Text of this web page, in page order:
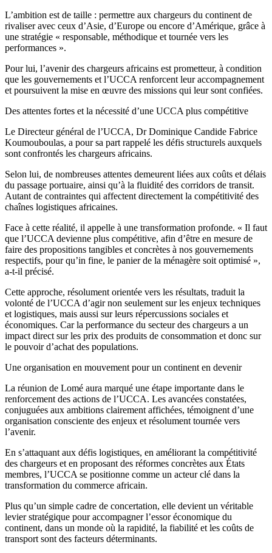
L’ambition est de taille : permettre aux chargeurs du continent de
rivaliser avec ceux d’Asie, d’Europe ou encore d’Amérique, grâce à
une stratégie « responsable, méthodique et tournée vers les
performances ».
Pour lui, l’avenir des chargeurs africains est prometteur, à condition
que les gouvernements et l’UCCA renforcent leur accompagnement
et poursuivent la mise en œuvre des missions qui leur sont confiées.
Des attentes fortes et la nécessité d’une UCCA plus compétitive
Le Directeur général de l’UCCA, Dr Dominique Candide Fabrice
Koumouboulas, a pour sa part rappelé les défis structurels auxquels
sont confrontés les chargeurs africains.
Selon lui, de nombreuses attentes demeurent liées aux coûts et délais
du passage portuaire, ainsi qu’à la fluidité des corridors de transit.
Autant de contraintes qui affectent directement la compétitivité des
chaînes logistiques africaines.
Face à cette réalité, il appelle à une transformation profonde. « Il faut
que l’UCCA devienne plus compétitive, afin d’être en mesure de
faire des propositions tangibles et concrètes à nos gouvernements
respectifs, pour qu’in fine, le panier de la ménagère soit optimisé »,
a-t-il précisé.
Cette approche, résolument orientée vers les résultats, traduit la
volonté de l’UCCA d’agir non seulement sur les enjeux techniques
et logistiques, mais aussi sur leurs répercussions sociales et
économiques. Car la performance du secteur des chargeurs a un
impact direct sur les prix des produits de consommation et donc sur
le pouvoir d’achat des populations.
Une organisation en mouvement pour un continent en devenir
La réunion de Lomé aura marqué une étape importante dans le
renforcement des actions de l’UCCA. Les avancées constatées,
conjuguées aux ambitions clairement affichées, témoignent d’une
organisation consciente des enjeux et résolument tournée vers
l’avenir.
En s’attaquant aux défis logistiques, en améliorant la compétitivité
des chargeurs et en proposant des réformes concrètes aux États
membres, l’UCCA se positionne comme un acteur clé dans la
transformation du commerce africain.
Plus qu’un simple cadre de concertation, elle devient un véritable
levier stratégique pour accompagner l’essor économique du
continent, dans un monde où la rapidité, la fiabilité et les coûts de
transport sont des facteurs déterminants.